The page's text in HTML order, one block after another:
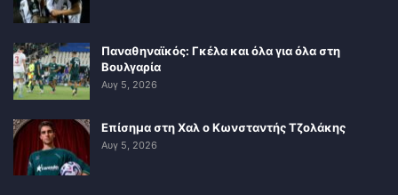
Παναθηναϊκός: Γκέλα και όλα για όλα στη
Βουλγαρία
Αυγ 5, 2026
Επίσημα στη Χαλ ο Κωνσταντής Τζολάκης
Αυγ 5, 2026